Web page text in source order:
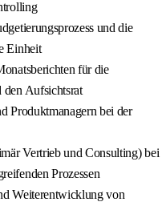
und die
Einheit
für die
den Aufsichtsrat
Produktmanagern bei der
Vertrieb und Consulting) bei
Prozessen
Weiterentwicklung von